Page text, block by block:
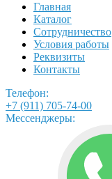
Главная
Каталог
Сотрудничество
Условия работы
Реквизиты
Контакты
Телефон:
+7 (911) 705-74-00
Мессенджеры: